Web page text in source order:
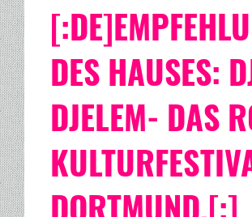
DES HAUSES:
DJELEM- DAS
DORTMUND​.[:]